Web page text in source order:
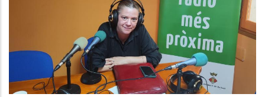
Romina Puig.
Medi